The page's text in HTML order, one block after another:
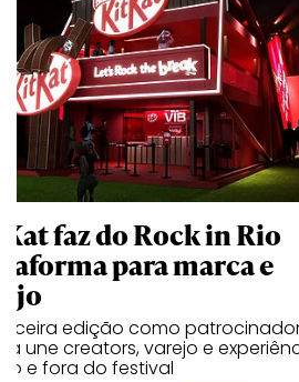
faz do Rock in Rio
para marca e
edição como
une creators, varejo e
e fora do festival